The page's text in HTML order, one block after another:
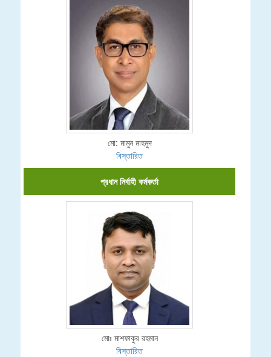
মো: মামুন মাহমুদ
বিস্তারিত
প্রধান নির্বাহী কর্মকর্তা
মোঃ মাশফাকুর রহমান
বিস্তারিত